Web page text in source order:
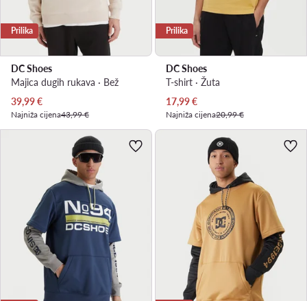
Prilika
DC Shoes
Majica dugih rukava · Bež
Trenutna cijena
39,99€
Najniža cijena43,99 €
Prilika
DC Shoes
T-shirt · Žuta
Trenutna cijena
17,99€
Najniža cijena20,99 €